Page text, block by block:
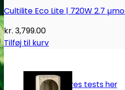
Oplev alle vores tests her
Cultilite Eco Lite | 720W 2.7
kr. 3,799.00
Tilføj til kurv